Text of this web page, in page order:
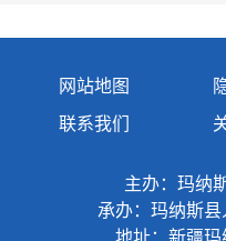
网站地图
联系我们
主办：玛纳
承办：玛纳斯
地址：新疆玛